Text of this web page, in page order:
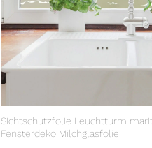
Sichtschutzfolie Leuchtturm
Fensterdeko Milchglasfolie